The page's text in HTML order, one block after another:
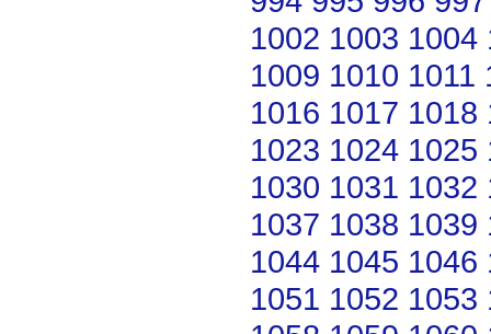
1002 1003 1004
1009 1010 1011
1016 1017 1018
1023 1024 1025
1030 1031 1032
1037 1038 1039
1044 1045 1046
1051 1052 1053